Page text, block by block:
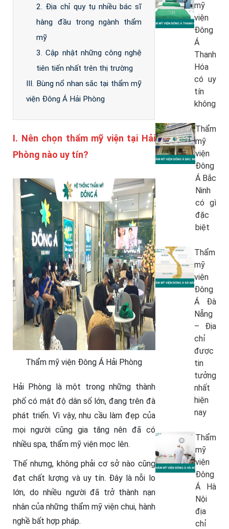
2. Địa chỉ quy tụ nhiều bác sĩ
hàng đầu trong ngành thẩm
mỹ
3. Cập nhật những công nghệ
tiên tiến nhất trên thị trường
III. Bùng nổ nhan sắc tại thẩm mỹ
viện Đông Á Hải Phòng
I. Nên chọn thẩm mỹ viện tại Hải
Phòng nào uy tín?
Thẩm mỹ viện Đông Á Hải Phòng
Hải Phòng là một trong những thành
phố có mật độ dân số lớn, đang trên đà
phát triển. Vì vậy, nhu cầu làm đẹp của
mọi người cũng gia tăng nên đã có
nhiều spa, thẩm mỹ viện mọc lên.
Thế nhưng, không phải cơ sở nào cũng
đạt chất lượng và uy tín. Đây là nỗi lo
lớn, do nhiều người đã trở thành nạn
nhân của những thẩm mỹ viện chui, hành
nghề bất hợp pháp.
mỹ
viện
Đông
Á
Thanh
Hóa
có uy
tín
không
Thẩm
mỹ
viện
Đông
Á Bắc
Ninh
có gì
đặc
biệt
Thẩm
mỹ
viện
Đông
Á Đà
Nẵng
– Địa
chỉ
được
tin
tưởng
nhất
hiện
nay
Thẩm
mỹ
viện
Đông
Á Hà
Nội
địa
chỉ